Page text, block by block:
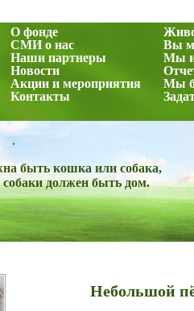
О фонде
СМИ о нас
Наши партнеры
Новости
Акции и мероприятия
Контакты
Вы
Мы
Мы
.
быть кошка или собака,
должен быть дом.
Небольшой